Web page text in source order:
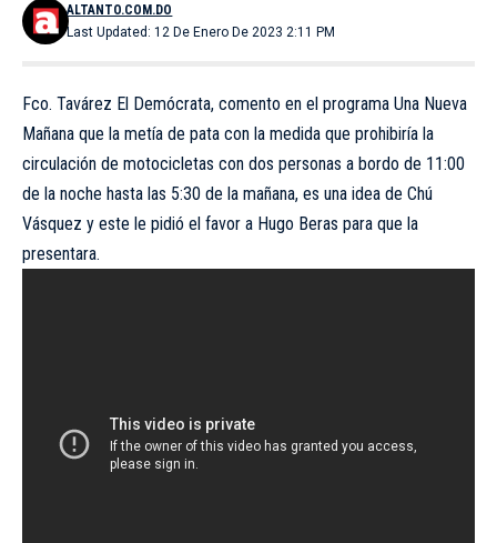
Last Updated: 12 De Enero De 2023 2:11 PM
ALTANTO.COM.DO
Fco. Tavárez El Demócrata, comento en el programa Una Nueva
Mañana que la metía de pata con la medida que prohibiría la
circulación de motocicletas con dos personas a bordo de 11:00
de la noche hasta las 5:30 de la mañana, es una idea de Chú
Vásquez y este le pidió el favor a Hugo Beras para que la
presentara.